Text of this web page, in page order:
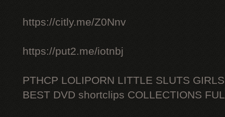
https://citly.me/Z0Nnv
https://put2.me/iotnbj
PTHCP LOLIPORN LITTLE SLUTS
BEST DVD shortclips COLLECTIONS